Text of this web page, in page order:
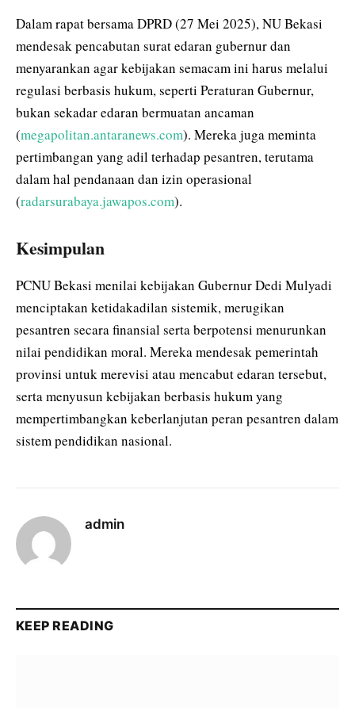
Dalam rapat bersama DPRD (27 Mei 2025), NU Bekasi
mendesak pencabutan surat edaran gubernur dan
menyarankan agar kebijakan semacam ini harus melalui
regulasi berbasis hukum, seperti Peraturan Gubernur,
bukan sekadar edaran bermuatan ancaman
(megapolitan.antaranews.com). Mereka juga meminta
pertimbangan yang adil terhadap pesantren, terutama
dalam hal pendanaan dan izin operasional
(radarsurabaya.jawapos.com).
Kesimpulan
PCNU Bekasi menilai kebijakan Gubernur Dedi Mulyadi
menciptakan ketidakadilan sistemik, merugikan
pesantren secara finansial serta berpotensi menurunkan
nilai pendidikan moral. Mereka mendesak pemerintah
provinsi untuk merevisi atau mencabut edaran tersebut,
serta menyusun kebijakan berbasis hukum yang
mempertimbangkan keberlanjutan peran pesantren dalam
sistem pendidikan nasional.
admin
KEEP READING